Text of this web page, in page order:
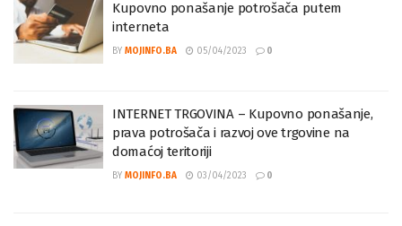
Kupovno ponašanje potrošača putem
interneta
BY MOJINFO.BA 05/04/2023 0
INTERNET TRGOVINA – Kupovno ponašanje,
prava potrošača i razvoj ove trgovine na
domaćoj teritoriji
BY MOJINFO.BA 03/04/2023 0